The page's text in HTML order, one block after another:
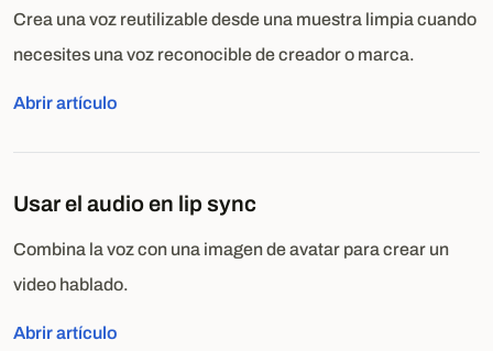
Crea una voz reutilizable desde una muestra limpia cuando
necesites una voz reconocible de creador o marca.
Abrir artículo
Usar el audio en lip sync
Combina la voz con una imagen de avatar para crear un
video hablado.
Abrir artículo